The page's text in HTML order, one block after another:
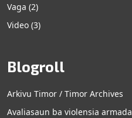
Vaga (2)
Video (3)
Blogroll
Arkivu Timor / Timor Archives
Avaliasaun ba violensia armada